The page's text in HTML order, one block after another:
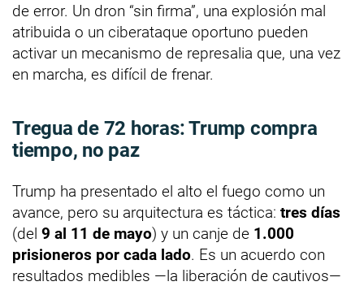
de error. Un dron “sin firma”, una explosión mal
atribuida o un ciberataque oportuno pueden
activar un mecanismo de represalia que, una vez
en marcha, es difícil de frenar.
Tregua de 72 horas: Trump compra
tiempo, no paz
Trump ha presentado el alto el fuego como un
avance, pero su arquitectura es táctica: tres días
(del 9 al 11 de mayo) y un canje de 1.000
prisioneros por cada lado. Es un acuerdo con
resultados medibles —la liberación de cautivos—